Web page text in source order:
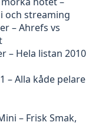
och streaming
– Ahrefs vs
– Hela listan 2010
– Alla kåde pelare
– Frisk Smak,